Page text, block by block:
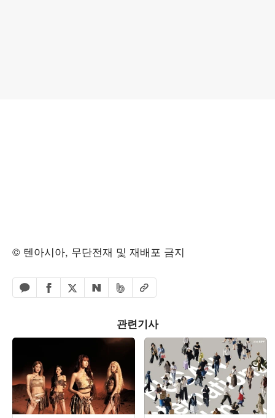
© 텐아시아, 무단전재 및 재배포 금지
카카오톡 공유하기
페이스북 공유하기
엑스 공유하기
네이버 공유하기
밴드 공유하기
URL복사
관련기사